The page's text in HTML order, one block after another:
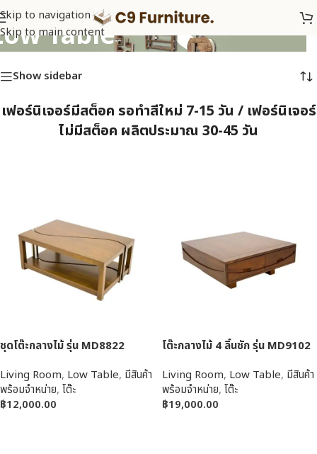
Skip to navigation
Skip to main content
Table
Show sidebar
เฟอร์นิเจอร์มีสต็อค รอทำสีใหม่ 7-15 วัน / เฟอร์นิเจอร์
ไม่มีสต็อค ผลิตประมาณ 30-45 วัน
ชุดโต๊ะกลางไม้ รุ่น MD8822
Living Room, Low Table, มีสินค้า
พร้อมจำหน่าย, โต๊ะ
฿12,000.00
โต๊ะกลางไม้ 4 ลิ้นชัก รุ่น MD9102
Living Room, Low Table, มีสินค้า
พร้อมจำหน่าย, โต๊ะ
฿19,000.00